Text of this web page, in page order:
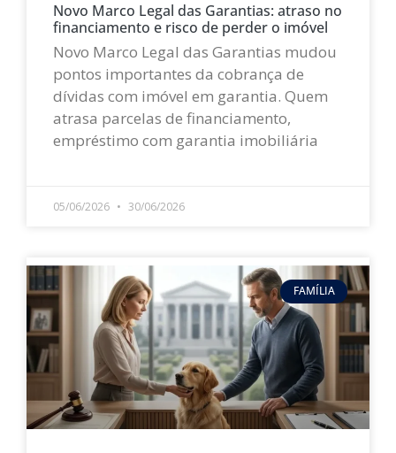
Novo Marco Legal das Garantias: atraso no
financiamento e risco de perder o imóvel
Novo Marco Legal das Garantias mudou
pontos importantes da cobrança de
dívidas com imóvel em garantia. Quem
atrasa parcelas de financiamento,
empréstimo com garantia imobiliária
05/06/2026 30/06/2026
FAMÍLIA